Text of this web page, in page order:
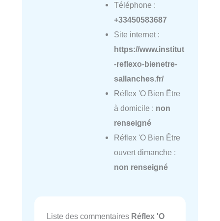
Téléphone :
+33450583687
Site internet :
https://www.institut
-reflexo-bienetre-
sallanches.fr/
Réflex 'O Bien Être
à domicile : non
renseigné
Réflex 'O Bien Être
ouvert dimanche :
non renseigné
Liste des commentaires Réflex 'O